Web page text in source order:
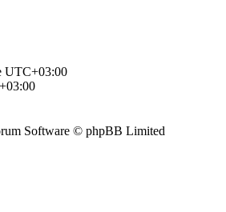
UTC+03:00
Software © phpBB Limited